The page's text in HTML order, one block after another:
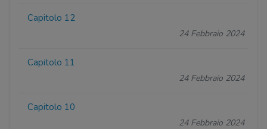
Capitolo 12
24 Febbraio 2024
Capitolo 11
24 Febbraio 2024
Capitolo 10
24 Febbraio 2024